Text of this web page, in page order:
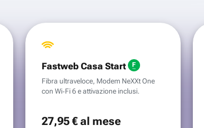
Fastweb Casa Start
Fibra ultraveloce, Modem NeXXt One
con Wi‑Fi 6 e attivazione inclusi.
27,95 €al mese